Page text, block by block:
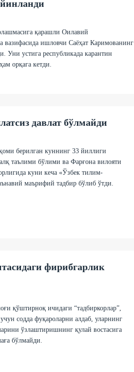
қарашли Оилавий
вазифасида ишловчи Саёҳат Каримованинг
устига республикада карантин
орқага кетди.
давлат бўлмайди
берилган куннинг 33 йиллиги
таълими бўлими ва Фарғона вилояти
куни кеча «Ўзбек тилим-
маърифий тадбир бўлиб ўтди.
фирибгарлик
қўштирноқ ичидаги “тадбиркорлар”,
содда фуқароларни алдаб, уларнинг
ўзлаштиришнинг қулай востасига
бўлмайди.